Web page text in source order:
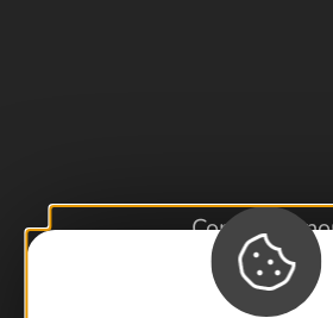
Contactez-
Foire aux
Brochures